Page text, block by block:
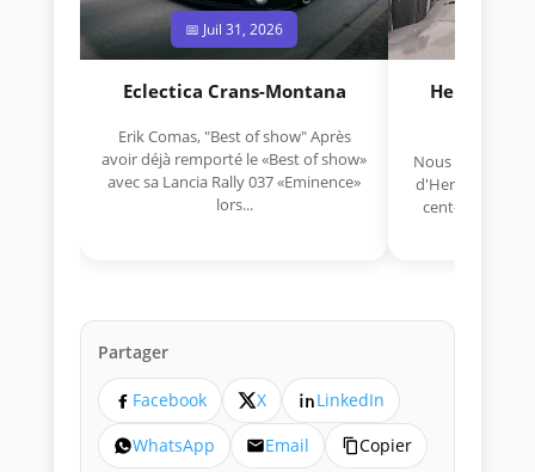
📅 Juil 31, 2026
Eclectica Crans-Montana
Erik Comas, "Best of show" Après
avoir déjà remporté le «Best of show»
avec sa Lancia Rally 037 «Eminence»
lors...
Hermano
Nous avons
d'Hermano Da
cent-unième
Partager
Facebook X
LinkedIn
WhatsApp
Email Copier